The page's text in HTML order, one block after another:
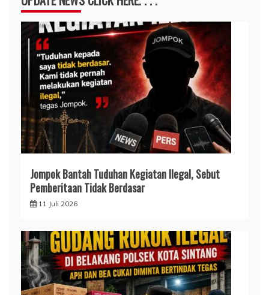
Jompok Bantah Tuduhan Kegiatan Ilegal, Sebut
Pemberitaan Tidak Berdasar
11 Juli 2026